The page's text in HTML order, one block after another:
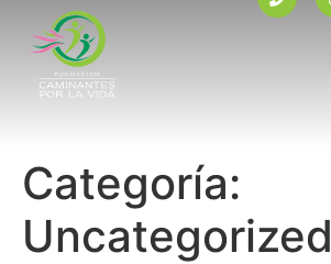
Categoría:
Uncategorized